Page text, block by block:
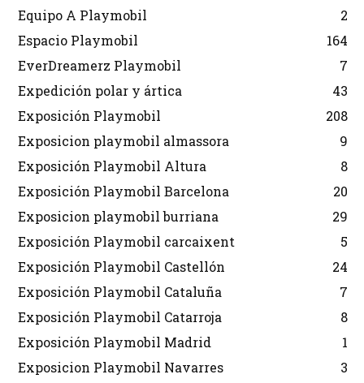
Equipo A Playmobil
2
Espacio Playmobil
164
EverDreamerz Playmobil
7
Expedición polar y ártica
43
Exposición Playmobil
208
Exposicion playmobil almassora
9
Exposición Playmobil Altura
8
Exposición Playmobil Barcelona
20
Exposicion playmobil burriana
29
Exposición Playmobil carcaixent
5
Exposición Playmobil Castellón
24
Exposición Playmobil Cataluña
7
Exposición Playmobil Catarroja
8
Exposición Playmobil Madrid
1
Exposicion Playmobil Navarres
3